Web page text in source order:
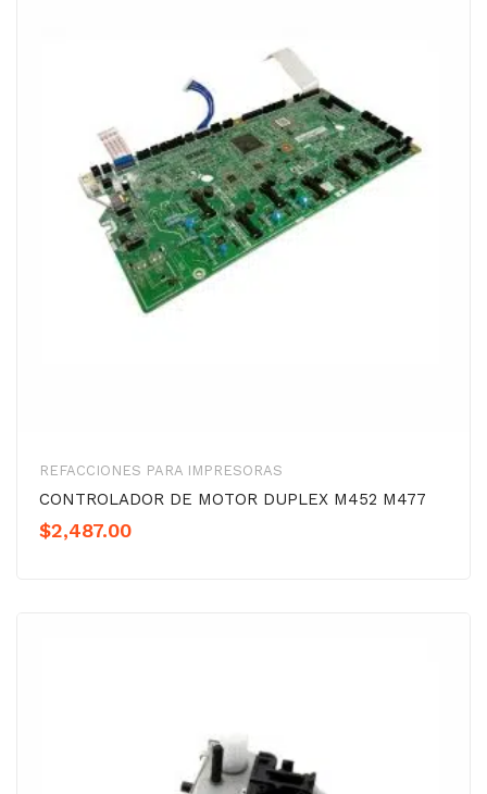
REFACCIONES PARA IMPRESORAS
CONTROLADOR DE MOTOR DUPLEX M452 M477
$2,487.00